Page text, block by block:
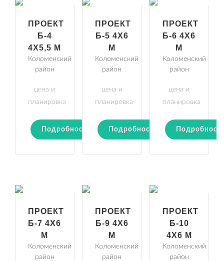
ПРОЕКТ
Б-4
4Х5,5 М
Коломенский
район
цена и
планировка
Подробности
ПРОЕКТ
Б-5 4Х6
М
Коломенский
район
цена и
планировка
Подробности
ПРОЕКТ
Б-6 4Х6
М
Коломенский
район
цена и
планировка
ПРОЕКТ
Б-7 4Х6
М
Коломенский
район
ПРОЕКТ
Б-9 4Х6
М
Коломенский
район
ПРОЕКТ
Б-10
4Х6 М
Коломенский
район